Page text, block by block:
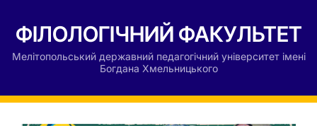
ФІЛОЛОГІЧНИЙ ФАКУЛЬТЕТ
Мелітопольський державний педагогічний університет імені
Богдана Хмельницького